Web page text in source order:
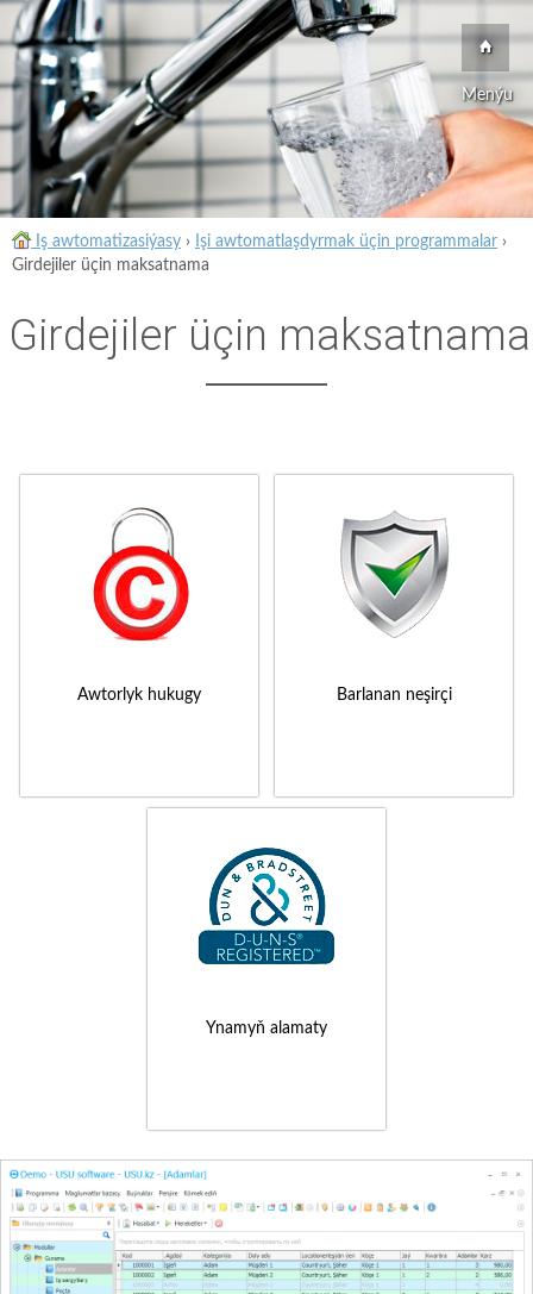
Menýu
Iş awtomatizasiýasy › Işi awtomatlaşdyrmak üçin programmalar ›
Girdejiler üçin maksatnama
Girdejiler üçin maksatnama
Awtorlyk hukugy Barlanan neşirçi
Ynamyň alamaty